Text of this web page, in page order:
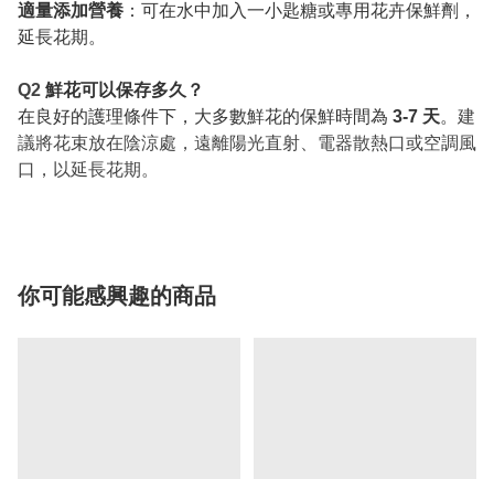
適量添加營養 ：可在水中加入一小匙糖或專用花卉保鮮劑，
延長花期。
Q2 鮮花可以保存多久？
在良好的護理條件下，大多數鮮花的保鮮時間為 3-7 天。 建
議將花束放在陰涼處，遠離陽光直射、電器散熱口或空調風
口，以延長花期。
你可能感興趣的商品